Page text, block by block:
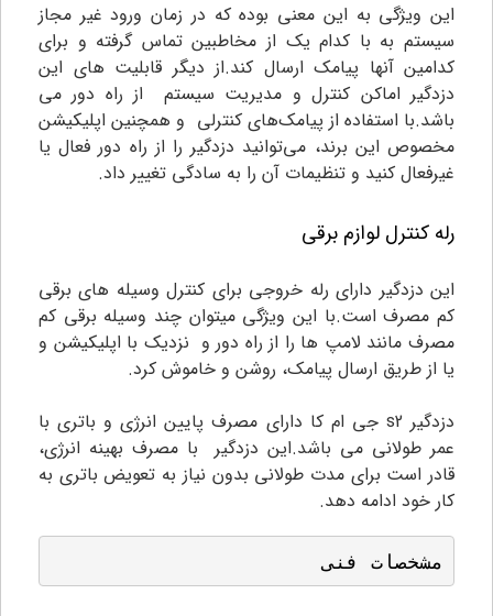
این ویژگی به این معنی بوده که در زمان ورود غیر مجاز
سیستم به با کدام یک از مخاطبین تماس گرفته و برای
کدامین آنها پیامک ارسال کند.از دیگر قابلیت های این
دزدگیر اماکن کنترل و مدیریت سیستم از راه دور می
باشد.با استفاده از پیامک‌های کنترلی و همچنین اپلیکیشن
مخصوص این برند، می‌توانید دزدگیر را از راه دور فعال یا
غیرفعال کنید و تنظیمات آن را به سادگی تغییر داد.
رله کنترل لوازم برقی
این دزدگیر دارای رله خروجی برای کنترل وسیله های برقی
کم مصرف است.با این ویژگی میتوان چند وسیله برقی کم
مصرف مانند لامپ ها را از راه دور و نزدیک با اپلیکیشن و
یا از طریق ارسال پیامک، روشن و خاموش کرد.
دزدگیر s2 جی ام کا دارای مصرف پایین انرژی و باتری با
عمر طولانی می باشد.این دزدگیر با مصرف بهینه انرژی،
قادر است برای مدت طولانی بدون نیاز به تعویض باتری به
کار خود ادامه دهد.
مشخصات فنی